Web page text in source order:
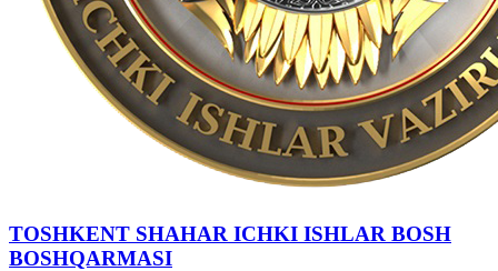
TOSHKENT SHAHAR IСHKI ISHLAR BOSH
BOSHQARMASI